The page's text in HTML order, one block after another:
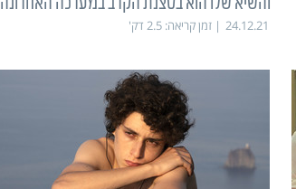
24.12.21 זמן קריאה:2.5 דק'